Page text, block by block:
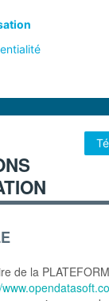
de la